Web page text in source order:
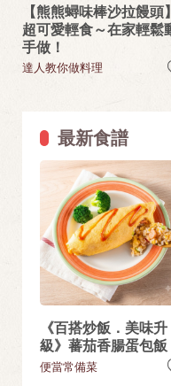
【熊熊蟳味棒沙拉饅頭】
超可愛輕食～在家輕鬆
手做！
達人教你做料理
最新食譜
《百搭炒飯．美味升
級》蕃茄香腸蛋包飯
便當常備菜